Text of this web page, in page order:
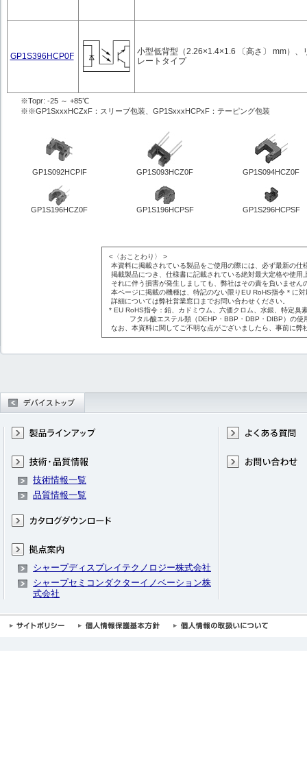
GP1S396HCP0F
小型低背型（2.26×1.4×1.6 〔高さ〕 mm）、
レートタイプ
※Topr: -25 ～ +85℃
※※GP1SxxxHCZxF：スリーブ包装、GP1SxxxHCPxF：テーピング包装
GP1S092HCPIF GP1S093HCZ0F GP1S094HCZ0F
GP1S196HCZ0F GP1S196HCPSF GP1S296HCPSF
<〈おことわり〉 >
本資料に掲載されている製品をご使用の際には、必ず最新の
掲載製品につき、仕様書に記載されている絶対最大定格や使
それに伴う損害が発生しましても、弊社はその責を負いません
本ページに掲載の機種は、特記のない限りEU RoHS指令＊に
詳細については弊社営業窓口までお問い合わせください。
* EU RoHS指令：鉛、カドミウム、六価クロム、水銀、特定臭
フタル酸エステル類（DEHP・BBP・DBP・DIBP）の使
なお、本資料に関してご不明な点がございましたら、事前に
技術情報一覧
品質情報一覧
シャープディスプレイテクノロジー株式会社
シャープセミコンダクターイノベーション株
式会社